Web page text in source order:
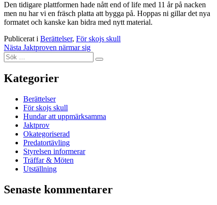
Den tidigare plattformen hade nått end of life med 11 år på nacken
men nu har vi en fräsch platta att bygga på. Hoppas ni gillar det nya
formatet och kanske kan bidra med nytt material.
Publicerat i Berättelser, För skojs skull
Inläggsnavigering
Nästa Jaktproven närmar sig
Sök
efter:
Sök
Kategorier
Berättelser
För skojs skull
Hundar att uppmärksamma
Jaktprov
Okategoriserad
Predatortävling
Styrelsen informerar
Träffar & Möten
Utställning
Senaste kommentarer